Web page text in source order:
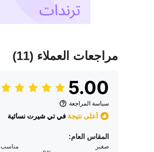
مراجعات العملاء (11)
5.00
سياسة المراجعة
أعلى نتيجة في تي شيرت نسائية
المقاس العام:
صغير
مناسب